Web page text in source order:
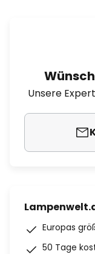
Unsere
Europas
50 Tage